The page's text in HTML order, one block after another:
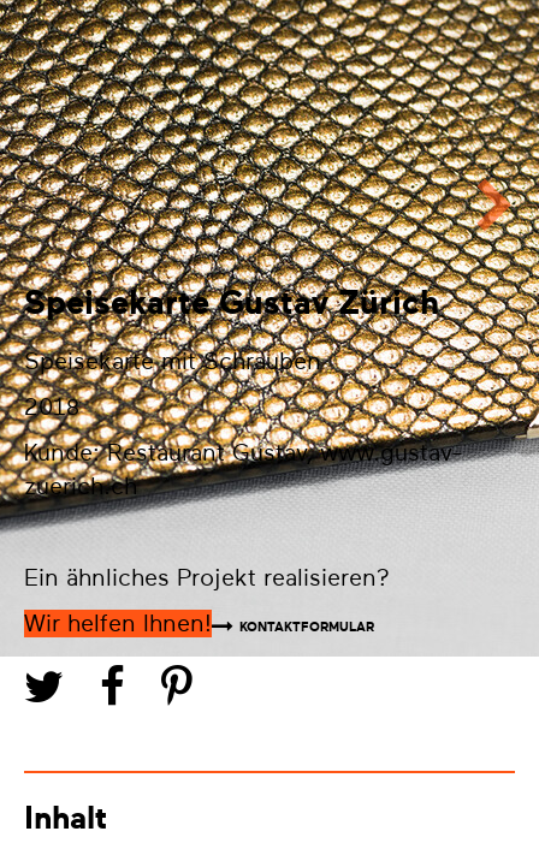
Speisekarte Gustav Zürich
Speisekarte mit Schrauben
2018
Kunde: Restaurant Gustav,www.gustav-
zuerich.ch
Ein ähnliches Projekt realisieren?
Wir helfen Ihnen!
KONTAKTFORMULAR
Inhalt